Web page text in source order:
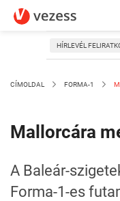
HÍRLEVÉL
CÍMOLDAL FORMA-1
Mallorcára
A Baleár-
Forma-1-es